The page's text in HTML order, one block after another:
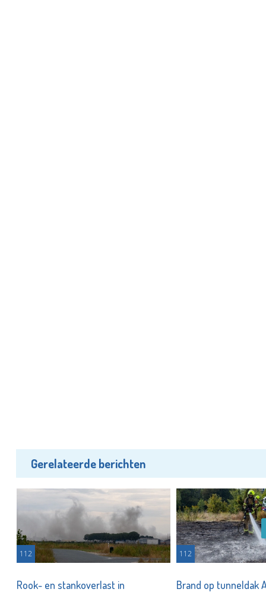
Gerelateerde berichten
112
Rook- en stankoverlast in
112
Brand op tunneldak